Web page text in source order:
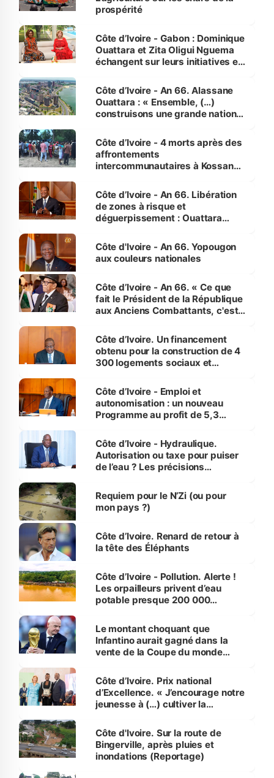
prospérité
Côte d’Ivoire - Gabon : Dominique
Ouattara et Zita Oligui Nguema
échangent sur leurs initiatives en
enfants
Côte d’Ivoire - An 66. Alassane
Ouattara : « Ensemble, (…)
construisons une grande nation
générations futures »
Côte d’Ivoire - 4 morts après des
affrontements
intercommunautaires à Kossandji
milieu des sinistrés
Côte d’Ivoire - An 66. Libération
de zones à risque et
déguerpissement : Ouattara
l'Etat de droit pour préserver les
vies humaines »
Côte d'Ivoire - An 66. Yopougon
aux couleurs nationales
Côte d’Ivoire - An 66. « Ce que
fait le Président de la République
aux Anciens Combattants, c'est
Côte d’Ivoire. Un financement
obtenu pour la construction de 4
300 logements sociaux et
et Yamoussoukro
Côte d’Ivoire - Emploi et
autonomisation : un nouveau
Programme au profit de 5,3
Côte d’Ivoire - Hydraulique.
Autorisation ou taxe pour puiser
de l’eau ? Les précisions
Requiem pour le N’Zi (ou pour
mon pays ?)
Côte d’Ivoire. Renard de retour à
la tête des Éléphants
Côte d’Ivoire - Pollution. Alerte !
Les orpailleurs privent d’eau
potable presque 200 000
Le montant choquant que
Infantino aurait gagné dans la
vente de la Coupe du monde
Côte d’Ivoire. Prix national
d’Excellence. « J’encourage notre
jeunesse à (…) cultiver la
(Alassane Ouattara
Côte d'Ivoire. Sur la route de
Bingerville, après pluies et
inondations (Reportage)